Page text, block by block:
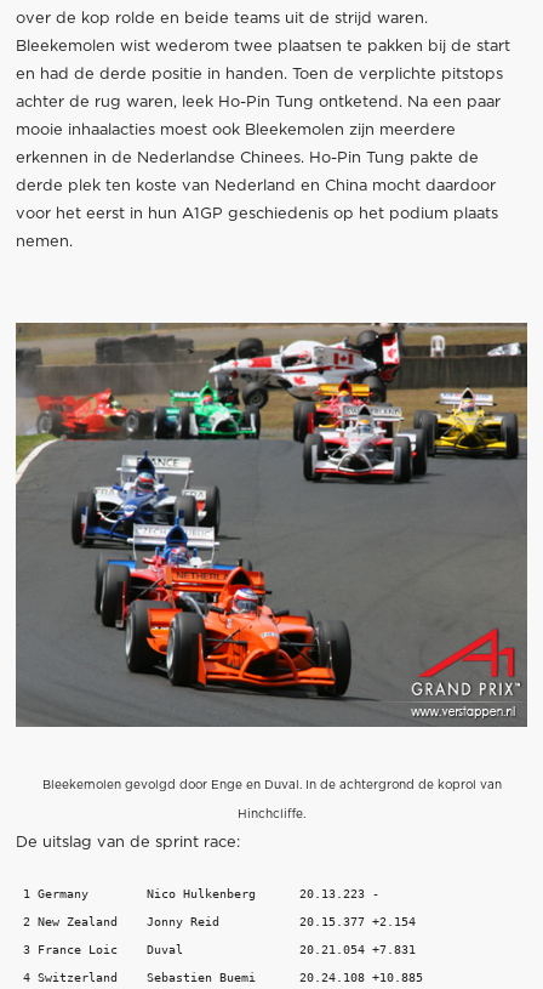
over de kop rolde en beide teams uit de strijd waren.
Bleekemolen wist wederom twee plaatsen te pakken bij de start
en had de derde positie in handen. Toen de verplichte pitstops
achter de rug waren, leek Ho-Pin Tung ontketend. Na een paar
mooie inhaalacties moest ook Bleekemolen zijn meerdere
erkennen in de Nederlandse Chinees. Ho-Pin Tung pakte de
derde plek ten koste van Nederland en China mocht daardoor
voor het eerst in hun A1GP geschiedenis op het podium plaats
nemen.
Bleekemolen gevolgd door Enge en Duval. In de achtergrond de koprol van
Hinchcliffe.
De uitslag van de sprint race:
1 Germany        Nico Hulkenberg      20.13.223 -
2 New Zealand    Jonny Reid           20.15.377 +2.154
3 France Loic    Duval                20.21.054 +7.831
4 Switzerland    Sebastien Buemi      20.24.108 +10.885